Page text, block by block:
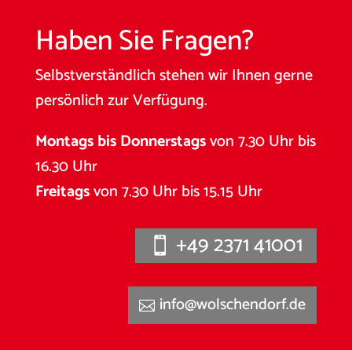
Haben Sie Fragen?
Selbstverständlich stehen wir Ihnen gerne
persönlich zur Verfügung.
Montags bis Donnerstagsvon 7.30 Uhr bis
16.30 Uhr
Freitagsvon 7.30 Uhr bis 15.15 Uhr
+49 2371 41001
info@wolschendorf.de